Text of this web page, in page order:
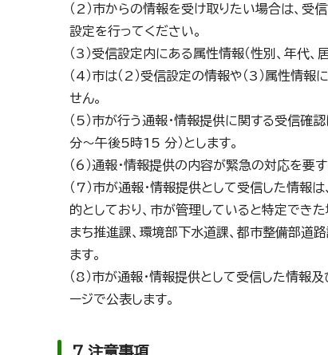
（2）市からの情報を受け取りたい場合は、受
設定を行ってください。
（3）受信設定内にある属性情報（性別、年代、
（4）市は（2）受信設定の情報や（3）属性情
せん。
（5）市が行う通報・情報提供に関する受信確
分～午後5時15 分）とします。
（6）通報・情報提供の内容が緊急の対応を
（7）市が通報・情報提供として受信した情報
的としており、市が管理していると特定でき
まち推進課、環境部下水道課、都市整備部道
ます。
（8）市が通報・情報提供として受信した情報
ージで公表します。
7 注意事項